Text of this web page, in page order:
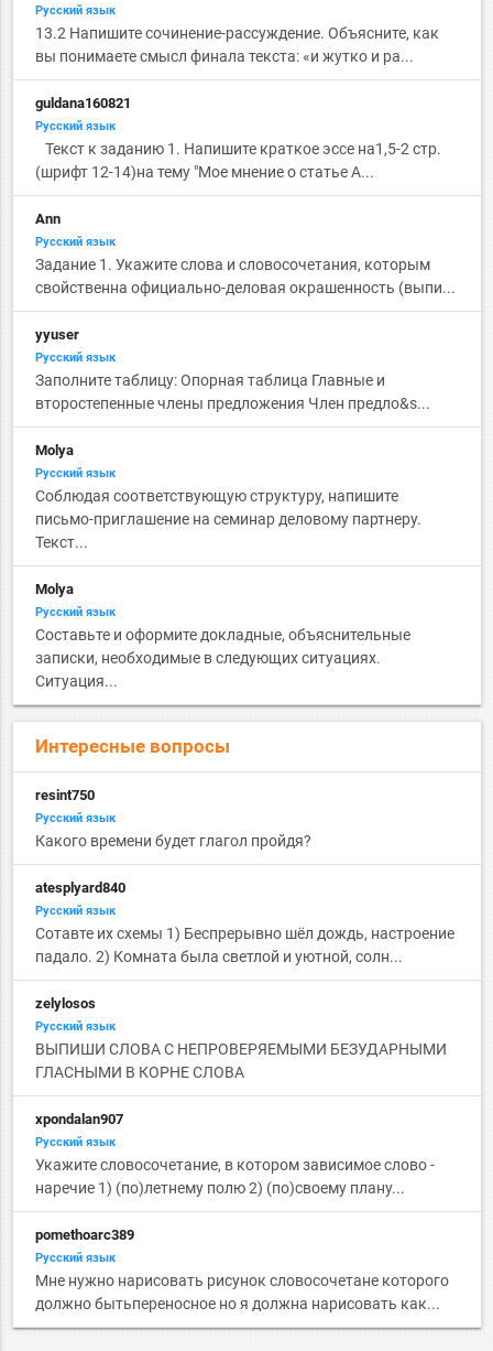
Русский язык
13.2 Напишите сочинение-рассуждение. Объясните, как
вы понимаете смысл финала текста: «и жутко и ра...
guldana160821
Русский язык
Текст к заданию 1. Напишите краткое эссе на1,5-2 стр.
(шрифт 12-14)на тему "Мое мнение о статье А...
Ann
Русский язык
Задание 1. Укажите слова и словосочетания, которым
свойственна официально-деловая окрашенность (выпи...
yyuser
Русский язык
Заполните таблицу: Опорная таблица Главные и
второстепенные члены предложения Член предло&s...
Molya
Русский язык
Соблюдая соответствующую структуру, напишите
письмо-приглашение на семинар деловому партнеру.
Текст...
Molya
Русский язык
Составьте и оформите докладные, объяснительные
записки, необходимые в следующих ситуациях.
Ситуация...
Интересные вопросы
resint750
Русский язык
Какого времени будет глагол пройдя?
atesplyard840
Русский язык
Сотавте их схемы 1) Беспрерывно шёл дождь, настроение
падало. 2) Комната была светлой и уютной, солн...
zelylosos
Русский язык
ВЫПИШИ СЛОВА С НЕПРОВЕРЯЕМЫМИ БЕЗУДАРНЫМИ
ГЛАСНЫМИ В КОРНЕ СЛОВА
xpondalan907
Русский язык
Укажите словосочетание, в котором зависимое слово -
наречие 1) (по)летнему полю 2) (по)своему плану...
pomethoarc389
Русский язык
Мне нужно нарисовать рисунок словосочетане которого
должно бытьпереносное но я должна нарисовать как...